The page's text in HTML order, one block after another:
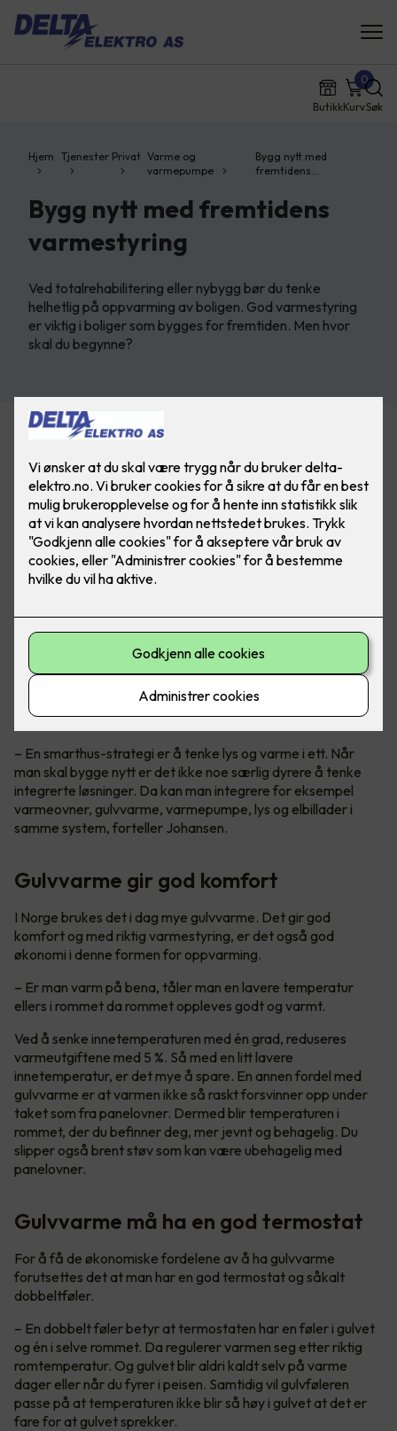
ButikkKurv
0
Søk
Hjem Tjenester Privat Varme og
varmepumpe
Bygg nytt med
fremtidens…
Bygg nytt med fremtidens
varmestyring
Ved totalrehabilitering eller nybygg bør du tenke
helhetlig på oppvarming av boligen. God varmestyring
er viktig i boliger som bygges for fremtiden. Men hvor
skal du begynne?
Smarthus med alt integrert
Teknisk sjef i Micro Matic, Petter Johansen, anbefaler alle å
når man bygger nytt og kan planlegge alt fra
begynnelsen for en god driftsøkonomi.
– En smarthus-strategi er å tenke lys og varme i ett. Når
man skal bygge nytt er det ikke noe særlig dyrere å tenke
integrerte løsninger. Da kan man integrere for eksempel
varmeovner, gulvvarme, varmepumpe, lys og elbillader i
samme system, forteller Johansen.
Gulvvarme gir god komfort
I Norge brukes det i dag mye gulvvarme. Det gir god
komfort og med riktig varmestyring, er det også god
økonomi i denne formen for oppvarming.
– Er man varm på bena, tåler man en lavere temperatur
ellers i rommet da rommet oppleves godt og varmt.
Ved å senke innetemperaturen med én grad, reduseres
varmeutgiftene med 5 %. Så med en litt lavere
innetemperatur, er det mye å spare. En annen fordel med
gulvvarme er at varmen ikke så raskt forsvinner opp under
taket som fra panelovner. Dermed blir temperaturen i
rommet, der du befinner deg, mer jevnt og behagelig. Du
slipper også brent støv som kan være ubehagelig med
panelovner.
Gulvvarme må ha en god termostat
For å få de økonomiske fordelene av å ha gulvvarme
forutsettes det at man har en god termostat og såkalt
dobbeltføler.
– En dobbelt føler betyr at termostaten har en føler i gulvet
og én i selve rommet. Da regulerer varmen seg etter riktig
romtemperatur. Og gulvet blir aldri kaldt selv på varme
dager eller når du fyrer i peisen. Samtidig vil gulvføleren
passe på at temperaturen ikke blir så høy i gulvet at det er
fare for at gulvet sprekker.